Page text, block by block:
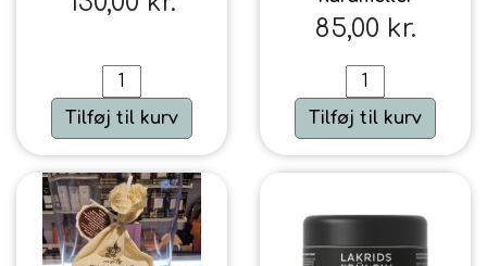
Urte & Frugt teer
Husets Teblandinger
Tilføj til kurv
85,00 kr.
Tilføj til kurv